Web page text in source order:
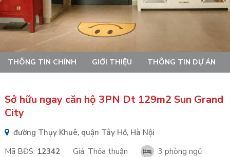
THÔNG TIN CHÍNH GIỚI THIỆU THÔNG TIN DỰ ÁN
Sở hữu ngay căn hộ 3PN Dt 129m2 Sun Grand
City
đường Thụy Khuê, quận Tây Hồ, Hà Nội
Mã BĐS: 12342 Giá: Thỏa thuận
3 phòng ngủ